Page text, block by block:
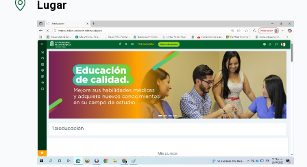
Lugar